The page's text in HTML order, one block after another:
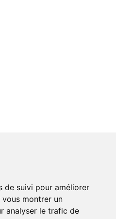
de suivi pour améliorer
montrer un
analyser le trafic de